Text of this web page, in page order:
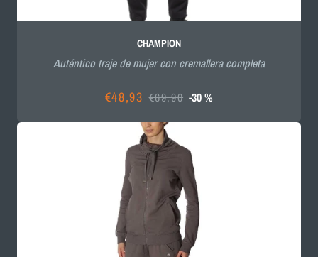
CHAMPION
Auténtico traje de mujer con cremallera completa
Precio
de
oferta
€48,93
Precio
habitual
€69,90 -30 %